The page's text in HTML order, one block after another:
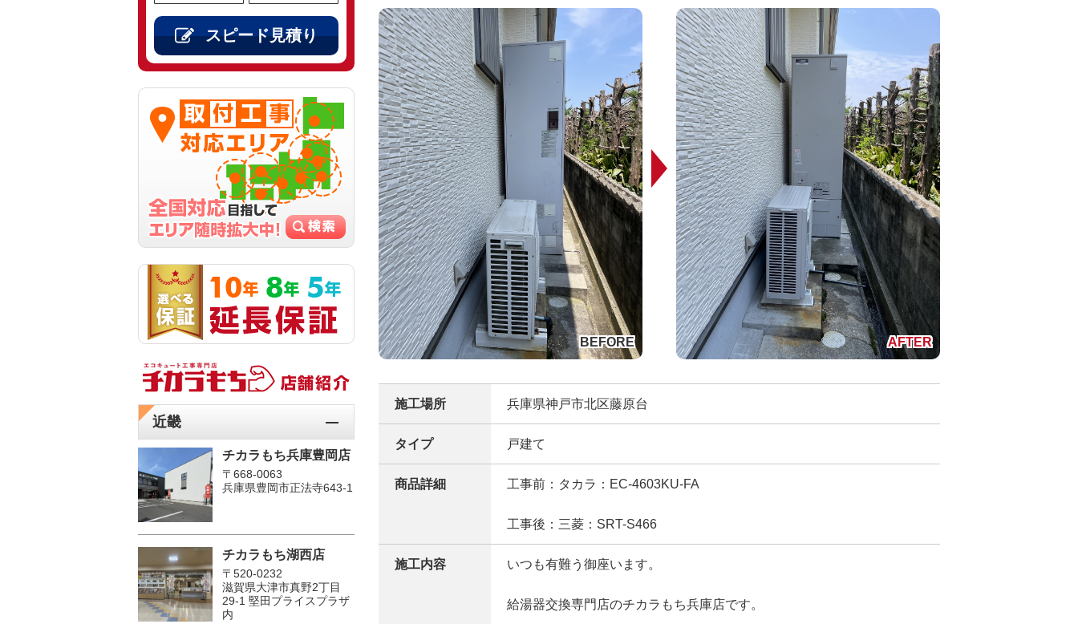
施工場所 兵庫県神戸市北区藤原台
タイプ 戸建て
商品詳細 工事前：タカラ：EC-4603KU-FA
工事後：三菱：SRT-S466
施工内容 いつも有難う御座います。
給湯器交換専門店のチカラもち兵庫店です。
スピード見積り
近畿
チカラもち兵庫豊岡店
〒668-0063
兵庫県豊岡市正法寺643-1
チカラもち湖西店
〒520-0232
滋賀県大津市真野2丁目
29-1 堅田プライスプラザ
内